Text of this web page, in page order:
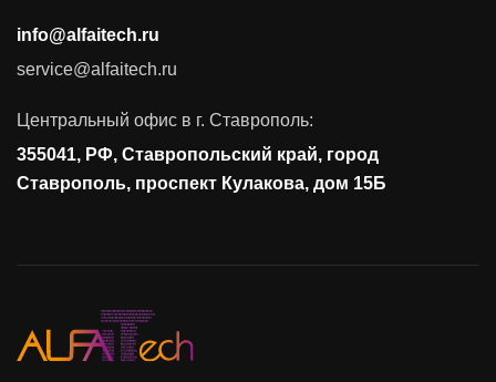
info@alfaitech.ru
service@alfaitech.ru
Центральный офис в г. Ставрополь:
355041, РФ, Ставропольский край, город
Ставрополь, проспект Кулакова, дом 15Б